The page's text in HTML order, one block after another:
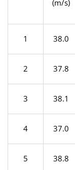
(m/s)
1 38.0
2 37.8
3 38.1
4 37.0
5 38.8